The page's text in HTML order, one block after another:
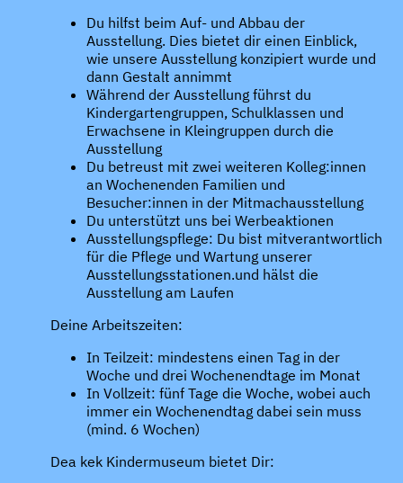
Du hilfst beim Auf- und Abbau der
Ausstellung. Dies bietet dir einen Einblick,
wie unsere Ausstellung konzipiert wurde und
dann Gestalt annimmt
Während der Ausstellung führst du
Kindergartengruppen, Schulklassen und
Erwachsene in Kleingruppen durch die
Ausstellung
Du betreust mit zwei weiteren Kolleg:innen
an Wochenenden Familien und
Besucher:innen in der Mitmachausstellung
Du unterstützt uns bei Werbeaktionen
Ausstellungspflege: Du bist mitverantwortlich
für die Pflege und Wartung unserer
Ausstellungsstationen.und hälst die
Ausstellung am Laufen
Deine Arbeitszeiten:
In Teilzeit: mindestens einen Tag in der
Woche und drei Wochenendtage im Monat
In Vollzeit: fünf Tage die Woche, wobei auch
immer ein Wochenendtag dabei sein muss
(mind. 6 Wochen)
Dea kek Kindermuseum bietet Dir: